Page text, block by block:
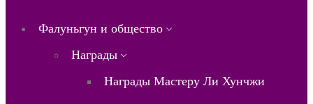
Фалуньгун и общество
Награды
Награды Мастеру Ли Хунчжи